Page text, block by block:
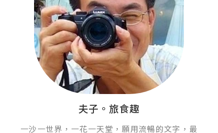
夫子。旅食趣
一沙一世界，一花一天堂，願用流暢的文字，最